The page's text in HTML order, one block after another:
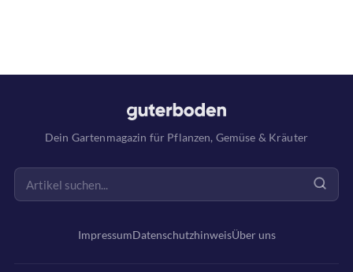
Dein Gartenmagazin für Pflanzen, Gemüse & Kräuter
ImpressumDatenschutzhinweisÜber uns